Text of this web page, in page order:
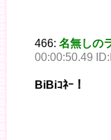
466: 名無しの
00:00:50.49
BiBiｺﾈｰ！